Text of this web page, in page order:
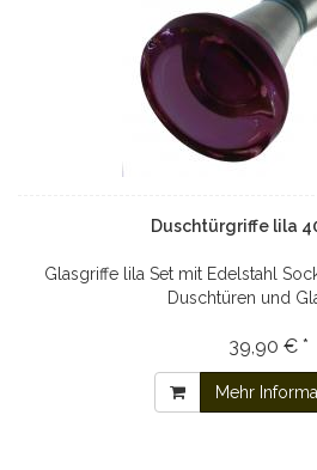
Duschtürgriffe lila
Glasgriffe lila Set mit Edelstahl
Duschtüren und
39,90 € *
Mehr